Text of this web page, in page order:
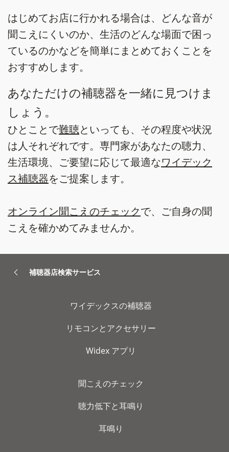
はじめてお店に行かれる場合は、どんな音が
聞こえにくいのか、生活のどんな場面で困っ
ているのかなどを簡単にまとめておくことを
おすすめします。
あなただけの補聴器を一緒に見つけま
しょう。
ひとことで難聴といっても、その程度や状況
は人それぞれです。専門家があなたの聴力、
生活環境、ご要望に応じて最適なワイデック
ス補聴器をご提案します。
オンライン聞こえのチェックで、ご自身の聞
こえを確かめてみませんか。
補聴器店検索サービス
ワイデックスの補聴器
リモコンとアクセサリー
Widex アプリ
聞こえのチェック
聴力低下と耳鳴り
耳鳴り